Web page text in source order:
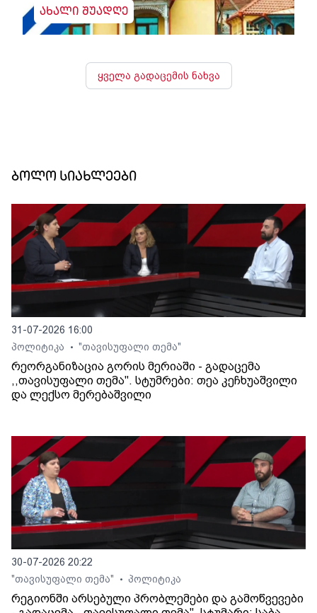
ახალი შუადღე
ყველა გადაცემის ნახვა
ბოლო სიახლეები
31-07-2026 16:00
პოლიტიკა
• "თავისუფალი თემა"
რეორგანიზაცია გორის მერიაში - გადაცემა
,,თავისუფალი თემა". სტუმრები: თეა კეჩხუაშვილი
და ლექსო მერებაშვილი
30-07-2026 20:22
"თავისუფალი თემა"
• პოლიტიკა
რეგიონში არსებული პრობლემები და გამოწვევები